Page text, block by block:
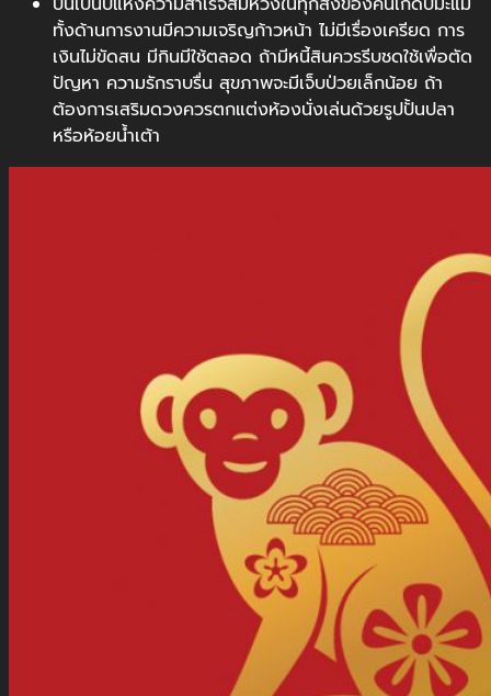
ทั้งด้านการงานมีความเจริญก้าวหน้า ไม่มีเรื่องเครียด การ
เงินไม่ขัดสน มีกินมีใช้ตลอด ถ้ามีหนี้สินควรรีบชดใช้เพื่อตัด
ปัญหา ความรักราบรื่น สุขภาพจะมีเจ็บป่วยเล็กน้อย ถ้า
ต้องการเสริมดวงควรตกแต่งห้องนั่งเล่นด้วยรูปปั้นปลา
หรือห้อยน้ำเต้า